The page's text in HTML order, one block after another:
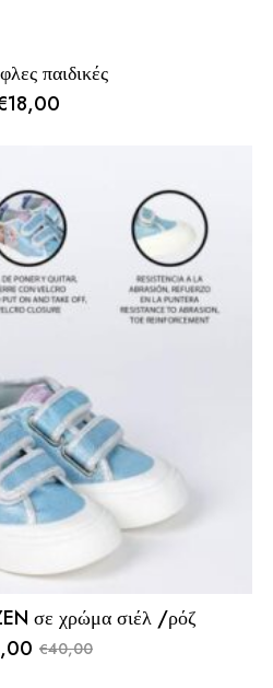
παιδικές
18,00
σε χρώμα σιέλ /ρόζ
€40,00
Original
Η